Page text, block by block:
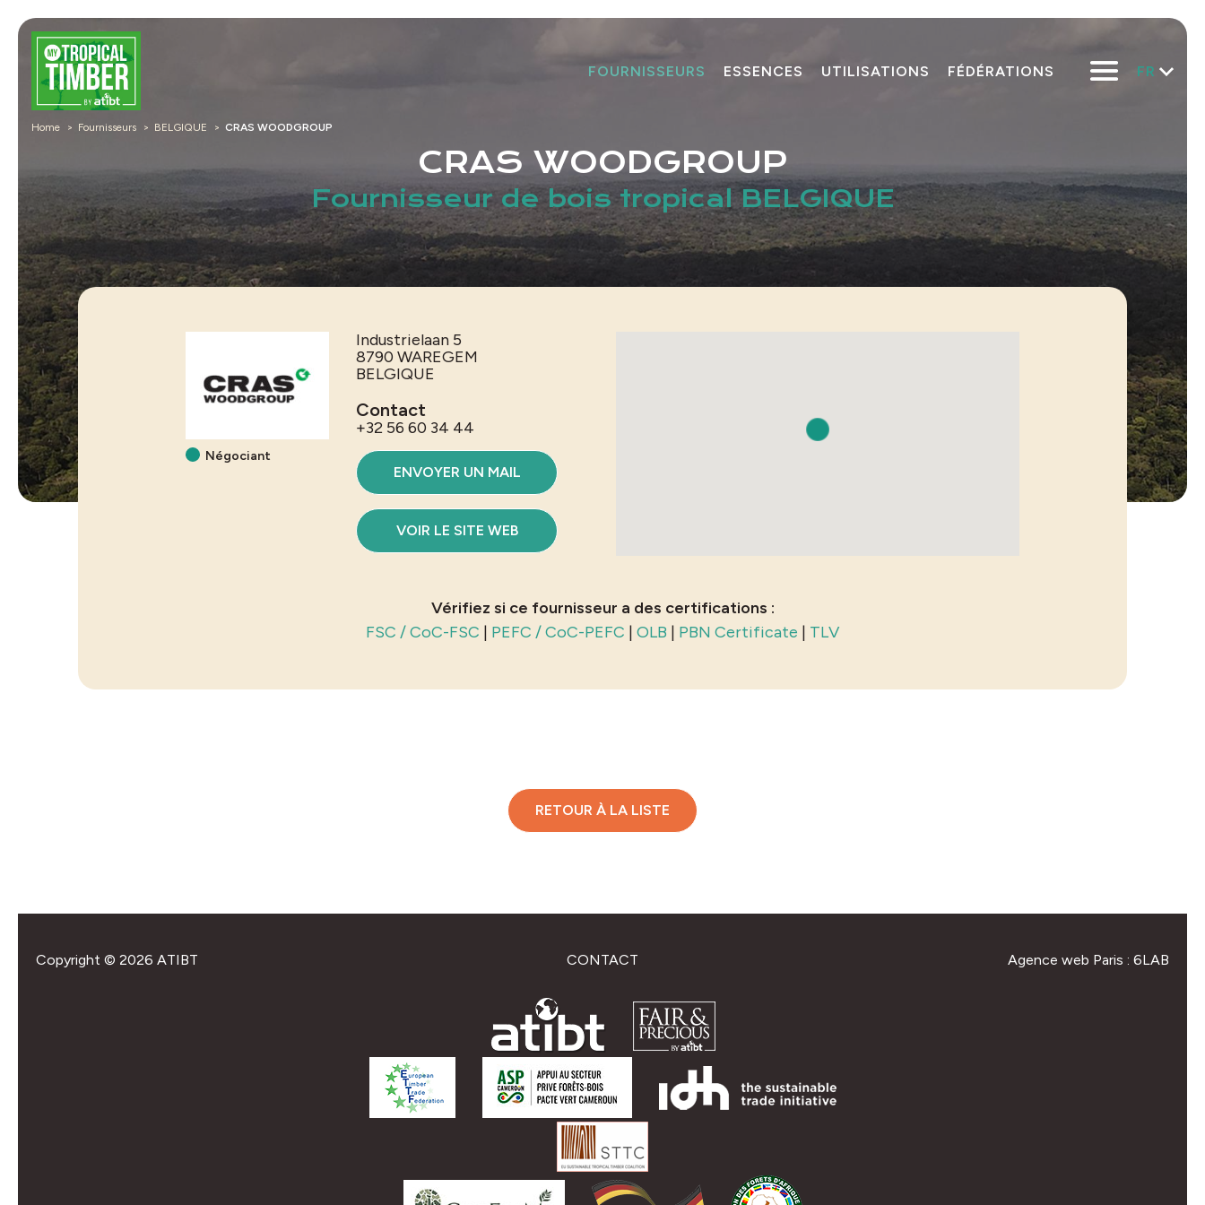
FOURNISSEURS ESSENCES UTILISATIONS FÉDÉRATIONS FR
Home Fournisseurs BELGIQUE CRAS WOODGROUP
CRAS WOODGROUP
Fournisseur de bois tropical BELGIQUE
Négociant
Industrielaan 5
8790 WAREGEM
BELGIQUE
Contact
+32 56 60 34 44
ENVOYER UN MAIL
VOIR LE SITE WEB
Vérifiez si ce fournisseur a des certifications :
FSC / CoC-FSC | PEFC / CoC-PEFC | OLB | PBN Certificate | TLV
RETOUR À LA LISTE
Copyright © 2026 ATIBT CONTACT Agence web Paris : 6LAB